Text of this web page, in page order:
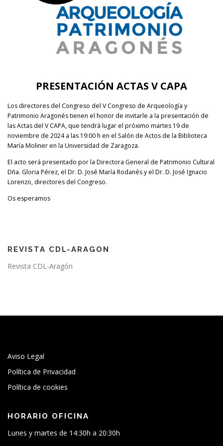
PRESENTACIÓN ACTAS V CAPA
Los directores del Congreso del V Congreso de Arqueología y
Patrimonio Aragonés tienen el honor de invitarle a la presentación de
las Actas del V CAPA, que tendrá lugar el próximo martes 19 de
noviembre de 2024 a las 19:00 h en el Salón de Actos de la Biblioteca
María Moliner en la Universidad de Zaragoza.
El acto será presentado por la Directora General de Patrimonio Cultural
Dña. Gloria Pérez, el Dr. D. José María Rodanés y el Dr. D. José Ignacio
Lorenzo, directores del Congreso.
Os esperamos
REVISTA CDL-ARAGON
Revista CDL-Aragón
Aviso Legal
Política de Privacidad
Política de cookies
HORARIO OFICINA
Lunes y martes de 14:30h a 20:30h